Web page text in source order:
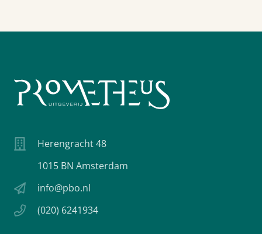
Herengracht 48
1015 BN Amsterdam
info@pbo.nl
(020) 6241934